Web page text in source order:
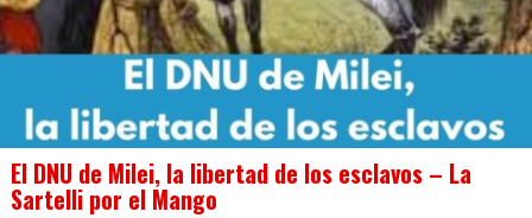
El DNU de Milei, la libertad de los esclavos – La
Sartelli por el Mango